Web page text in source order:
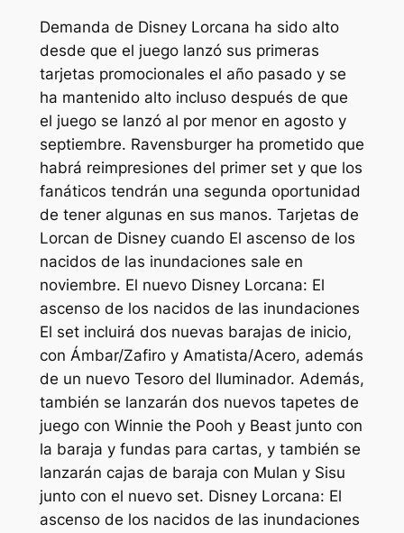
Demanda de DisneyLorcana ha sido alto
desde que el juego lanzó sus primeras
tarjetas promocionales el año pasado y se
ha mantenido alto incluso después de que
el juego se lanzó al por menor en agosto y
septiembre. Ravensburger ha prometido que
habrá reimpresiones del primer set y que los
fanáticos tendrán una segunda oportunidad
de tener algunas en sus manos. Tarjetas de
Lorcan de DisneycuandoEl ascenso de los
nacidos de las inundaciones sale en
noviembre. El nuevoDisney Lorcana: El
ascenso de los nacidos de las inundaciones
El set incluirá dos nuevas barajas de inicio,
con Ámbar/Zafiro y Amatista/Acero, además
de un nuevo Tesoro del Iluminador. Además,
también se lanzarán dos nuevos tapetes de
juego con Winnie the Pooh y Beast junto con
la baraja y fundas para cartas, y también se
lanzarán cajas de baraja con Mulan y Sisu
junto con el nuevo set. Disney Lorcana: El
ascenso de los nacidos de las inundaciones